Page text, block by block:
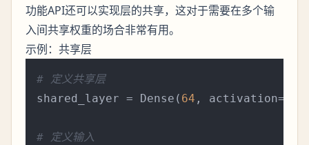
功能API还可以实现层的共享，这对于需要在多个输
入间共享权重的场合非常有用。
示例：共享层
# 定义共享层
shared_layer = Dense( 64 , activation=
# 定义输入